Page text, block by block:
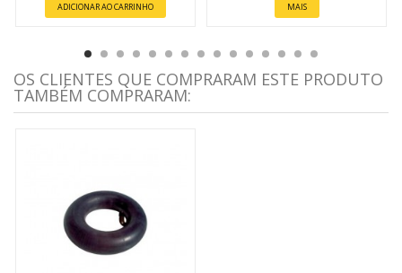
ADICIONAR AO CARRINHO MAIS
OS CLIENTES QUE COMPRARAM ESTE PRODUTO
TAMBÉM COMPRARAM: